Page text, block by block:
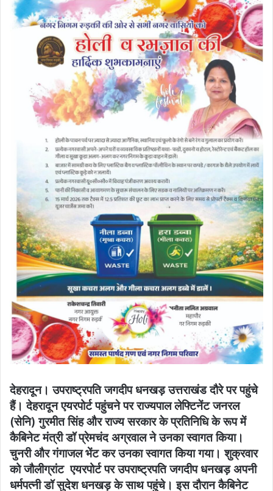
देहरादून। उपराष्ट्रपति जगदीप धनखड़ उत्तराखंड दौरे पर पहुंचे
हैं। देहरादून एयरपोर्ट पहुंचने पर राज्यपाल लेफ्टिनेंट जनरल
(सेनि) गुरमीत सिंह और राज्य सरकार के प्रतिनिधि के रूप में
कैबिनेट मंत्री डॉ प्रेमचंद अग्रवाल ने उनका स्वागत किया।
चुनरी और गंगाजल भेंट कर उनका स्वागत किया गया। शुक्रवार
को जौलीग्रांट एयरपोर्ट पर उपराष्ट्रपति जगदीप धनखड़ अपनी
धर्मपत्नी डॉ सुदेश धनखड़ के साथ पहुंचे। इस दौरान कैबिनेट